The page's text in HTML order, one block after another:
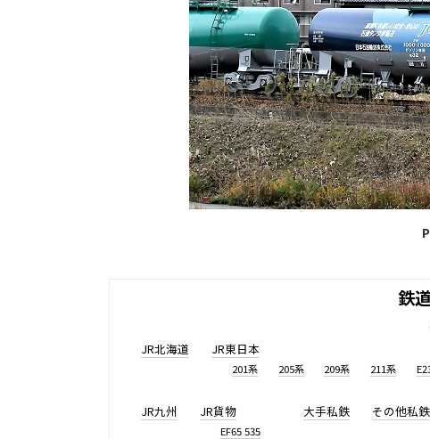
鉄
JR北海道 JR東日本
201系 205系 209系 211系
JR九州 JR貨物
EF65 535
大手私鉄 その他私鉄